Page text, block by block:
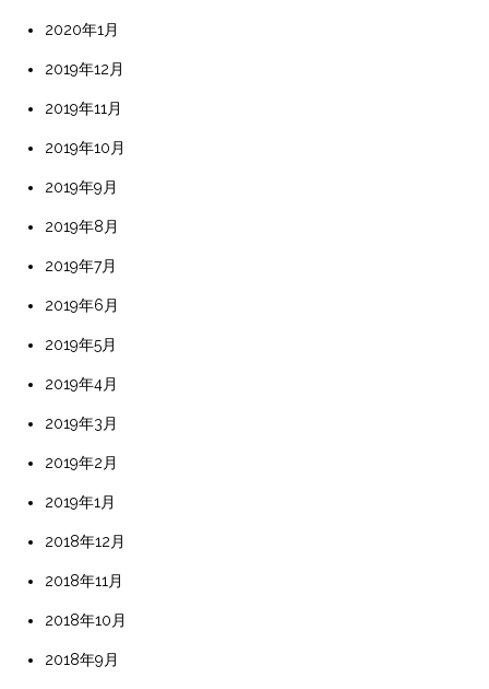
2020年1月
2019年12月
2019年11月
2019年10月
2019年9月
2019年8月
2019年7月
2019年6月
2019年5月
2019年4月
2019年3月
2019年2月
2019年1月
2018年12月
2018年11月
2018年10月
2018年9月